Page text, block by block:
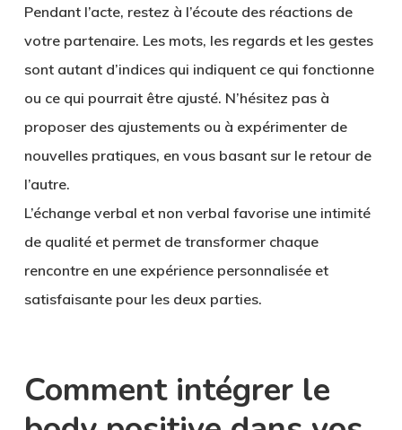
Pendant l’acte, restez à l’écoute des réactions de
votre partenaire. Les mots, les regards et les gestes
sont autant d’indices qui indiquent ce qui fonctionne
ou ce qui pourrait être ajusté. N’hésitez pas à
proposer des ajustements ou à expérimenter de
nouvelles pratiques, en vous basant sur le retour de
l’autre.
L’échange verbal et non verbal favorise une intimité
de qualité et permet de transformer chaque
rencontre en une expérience personnalisée et
satisfaisante pour les deux parties.
Comment intégrer le